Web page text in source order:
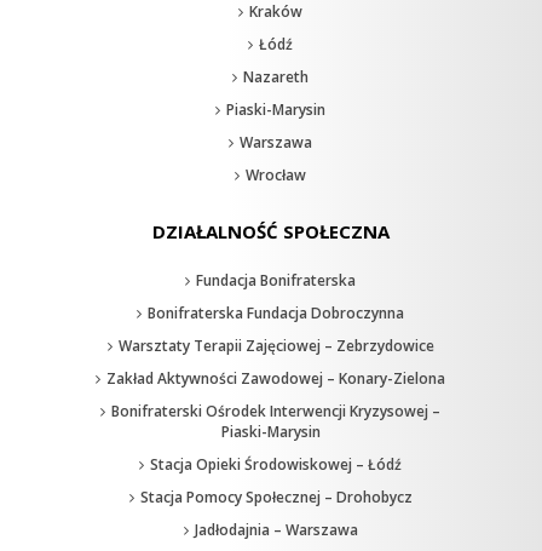
Kraków
Łódź
Nazareth
Piaski-Marysin
Warszawa
Wrocław
DZIAŁALNOŚĆ SPOŁECZNA
Fundacja Bonifraterska
Bonifraterska Fundacja Dobroczynna
Warsztaty Terapii Zajęciowej – Zebrzydowice
Zakład Aktywności Zawodowej – Konary-Zielona
Bonifraterski Ośrodek Interwencji Kryzysowej –
Piaski-Marysin
Stacja Opieki Środowiskowej – Łódź
Stacja Pomocy Społecznej – Drohobycz
Jadłodajnia – Warszawa